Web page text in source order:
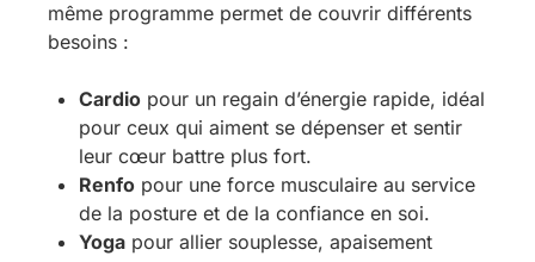
même programme permet de couvrir différents
besoins :
Cardio pour un regain d’énergie rapide, idéal
pour ceux qui aiment se dépenser et sentir
leur cœur battre plus fort.
Renfo pour une force musculaire au service
de la posture et de la confiance en soi.
Yoga pour allier souplesse, apaisement